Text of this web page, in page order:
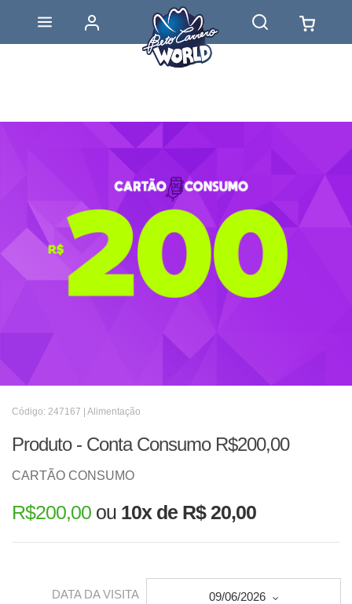
Código: 247167 | Alimentação
Produto - Conta Consumo R$200,00
CARTÃO CONSUMO
R$200,00 ou 10x de R$ 20,00
DATA DA VISITA 09/06/2026